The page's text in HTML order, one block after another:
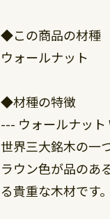
◆この商品の材種
ウォールナット
◆材種の特徴
--- ウォールナッ
世界三大銘木の一
ラウン色が品のあ
る貴重な木材です。